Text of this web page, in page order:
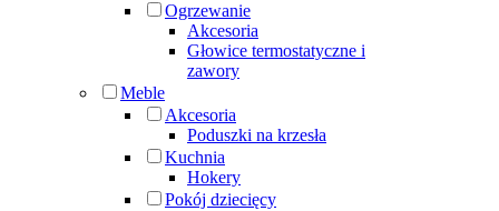
Ogrzewanie
Akcesoria
Głowice termostatyczne i
zawory
Meble
Akcesoria
Poduszki na krzesła
Kuchnia
Hokery
Pokój dziecięcy